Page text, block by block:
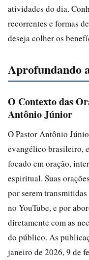
atividades do dia.
recorrentes e formas
deseja colher os
Aprofundando
O Contexto das
Antônio Júnior
O Pastor Antônio
evangélico brasileiro,
focado em oração,
espiritual. Suas
por serem
no YouTube, e por
diretamente com as
do público. As
janeiro de 2026, 9 de